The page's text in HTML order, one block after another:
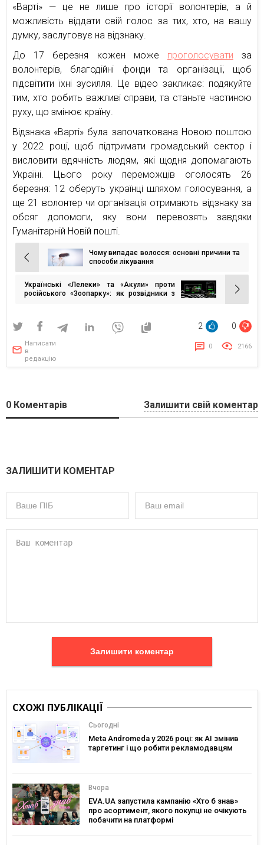
«Варті» — це не лише про історії волонтерів, а й
можливість віддати свій голос за тих, хто, на вашу
думку, заслуговує на відзнаку.
До 17 березня кожен може проголосувати за
волонтерів, благодійні фонди та організації, щоб
підсвітити їхні зусилля. Це відео закликає: подякуйте
тим, хто робить важливі справи, та станьте частиною
руху, що змінює країну.
Відзнака «Варті» була започаткована Новою поштою
у 2022 році, щоб підтримати громадський сектор і
висловити вдячність людям, які щодня допомагають
Україні. Цього року переможців оголосять 26
березня: 12 оберуть українці шляхом голосування, а
ще 21 волонтер чи організація отримають відзнаку за
обсяг допомоги, яку вони перевозять завдяки
Гуманітарній Новій пошті.
Навігація
записів
Чому випадає волосся: основні причини та
способи лікування
Українські «Лелеки» та «Акули» проти
російського «Зоопарку»: як розвідники з
2 0
Написати
в
редакцію
0 2166
0 Коментарів Залишити свій коментар
ЗАЛИШИТИ КОМЕНТАР
Залишити коментар
СХОЖІ ПУБЛІКАЦІЇ
Сьогодні
Meta Andromeda у 2026 році: як AI змінив
таргетинг і що робити рекламодавцям
Вчора
EVA.UA запустила кампанію «Хто б знав»
про асортимент, якого покупці не очікують
побачити на платформі